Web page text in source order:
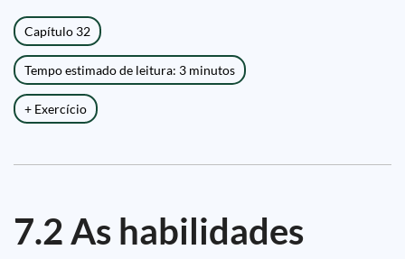
Capítulo 32
Tempo estimado de leitura: 3 minutos
+ Exercício
7.2 As habilidades